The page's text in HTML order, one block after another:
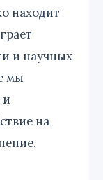
находит
и научных
мы
и
на